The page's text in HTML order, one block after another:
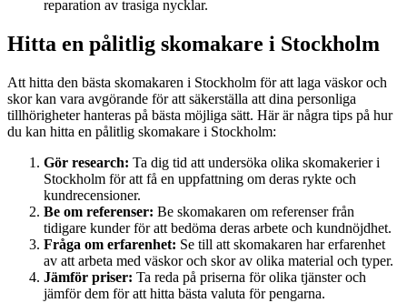
reparation av trasiga nycklar.
Hitta en pålitlig skomakare i Stockholm
Att hitta den bästa skomakaren i Stockholm för att laga väskor och
skor kan vara avgörande för att säkerställa att dina personliga
tillhörigheter hanteras på bästa möjliga sätt. Här är några tips på hur
du kan hitta en pålitlig skomakare i Stockholm:
Gör research: Ta dig tid att undersöka olika skomakerier i
Stockholm för att få en uppfattning om deras rykte och
kundrecensioner.
Be om referenser: Be skomakaren om referenser från
tidigare kunder för att bedöma deras arbete och kundnöjdhet.
Fråga om erfarenhet: Se till att skomakaren har erfarenhet
av att arbeta med väskor och skor av olika material och typer.
Jämför priser: Ta reda på priserna för olika tjänster och
jämför dem för att hitta bästa valuta för pengarna.